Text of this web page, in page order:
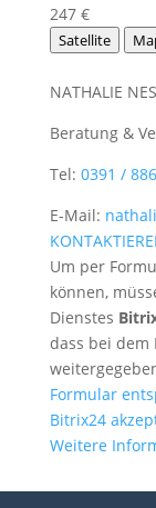
247 €
Satellite
NATHALIE
Beratung &
Tel: 0391 /
E-Mail:
Um per
können,
Dienstes
dass bei dem
Formular
Bitrix24
Weitere